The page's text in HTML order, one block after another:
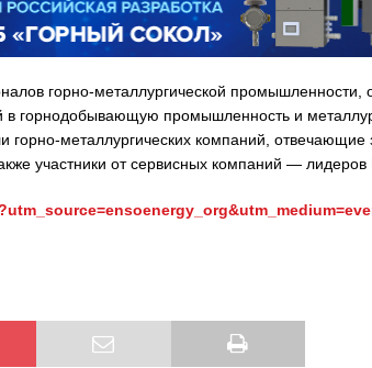
горно-металлургической промышленности,
в горнодобывающую промышленность и
горно-металлургических компаний, отвечающие
участники от сервисных компаний — лидеров